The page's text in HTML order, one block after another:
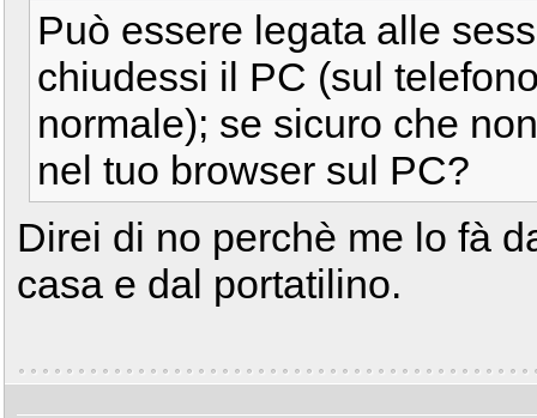
Può essere legata alle
chiudessi il PC (sul
normale); se sicuro che
nel tuo browser sul PC?
Direi di no perchè me lo fà
casa e dal portatilino.